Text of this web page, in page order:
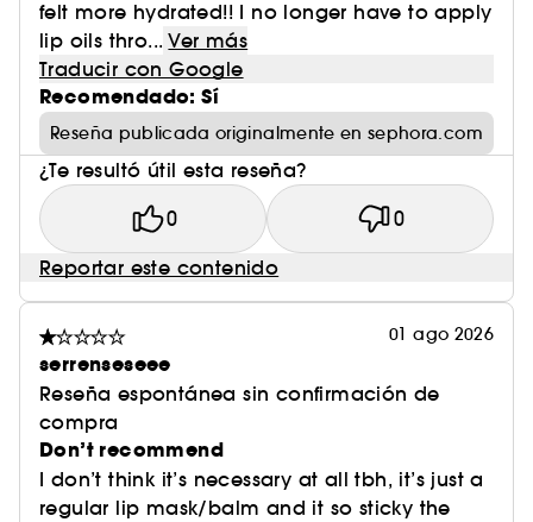
felt more hydrated!! I no longer have to apply
lip oils thro... Ver más
Traducir con Google
Recomendado: Sí
Reseña publicada originalmente en sephora.com
¿Te resultó útil esta reseña?
0 0
Reportar este contenido
01 ago 2026
serrenseseee
Reseña espontánea sin confirmación de
compra
Don’t recommend
I don’t think it’s necessary at all tbh, it’s just a
regular lip mask/balm and it so sticky the